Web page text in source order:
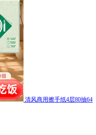
清风商用擦手纸4层80抽64